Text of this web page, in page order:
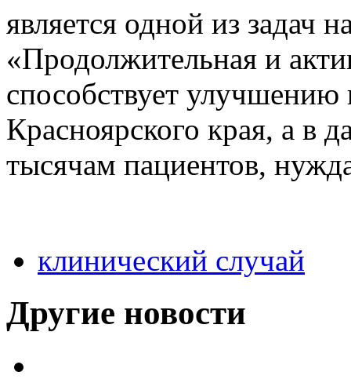
является одной из задач
«Продолжительная и
способствует улучшению
Красноярского края, а в
тысячам пациентов,
клинический случай
Другие новости